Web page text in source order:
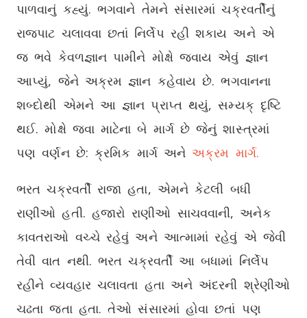
પાળવાનું કહ્યું. ભગવાને તેમને સંસારમાં ચક્રવર્તીનું
રાજપાટ ચલાવવા છતાં નિર્લેપ રહી શકાય અને એ
જ ભવે કેવળજ્ઞાન પામીને મોક્ષે જવાય એવું જ્ઞાન
આપ્યું, જેને અક્રમ જ્ઞાન કહેવાય છે. ભગવાનના
શબ્દોથી એમને આ જ્ઞાન પ્રાપ્ત થયું, સમ્યક્ દૃષ્ટિ
થઈ. મોક્ષે જવા માટેના બે માર્ગ છે જેનું શાસ્ત્રમાં
પણ વર્ણન છે: ક્રમિક માર્ગ અને અક્રમ માર્ગ.
ભરત ચક્રવર્તી રાજા હતા, એમને કેટલી બધી
રાણીઓ હતી. હજારો રાણીઓ સાચવવાની, અનેક
કાવતરાઓ વચ્ચે રહેવું અને આત્મામાં રહેવું એ જેવી
તેવી વાત નથી. ભરત ચક્રવર્તી આ બધામાં નિર્લેપ
રહીને વ્યવહાર ચલાવતા હતા અને અંદરની શ્રેણીઓ
ચઢતા જતા હતા. તેઓ સંસારમાં હોવા છતાં પણ